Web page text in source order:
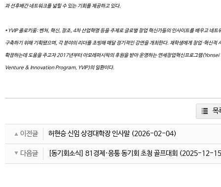
과 선후배간 네트워크를 넓힐 수 있는 기회를 제공하고 있다.
* YVIP 콜로키움: 벤처, 혁신, 창조, 4차 산업혁명 등을 주제로 글로벌 창업 혁신가들의 인사이트를 배우고 네트
구축하기 위해 기획됐으며, 각 분야의 리더를 초빙해 매달 정기적인 강연을 개최한다. 재학생에게 창업·혁신적
확장하는데 도움을 주고자 2017년부터 아모레퍼시픽의 후원을 받아 운영하는 연세창업혁신프로그램(Yonsei
Venture & Innovation Program, YVIP)의 일환이다.
목
이전글 허현승 신임 상경대학장 인사말(2026-02-04)
다음글 [동기회소식] 81경제·응통 동기회 초청 골프대회 (2025-12-